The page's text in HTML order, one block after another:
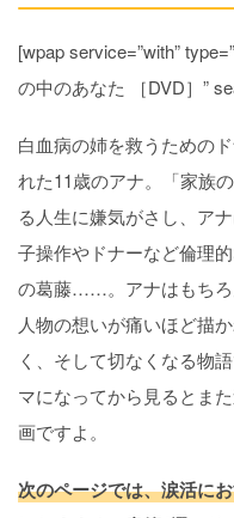
[wpap service=”with”
の中のあなた ［DVD］”
白血病の姉を救うための
れた11歳のアナ。「家族
る人生に嫌気がさし、ア
子操作やドナーなど倫理
の葛藤……。アナはもちろ
人物の想いが痛いほど描
く、そして切なくなる物
マになってから見るとま
画ですよ。
次のページでは、涙活に